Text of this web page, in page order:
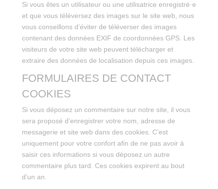
Si vous êtes un utilisateur ou une utilisatrice enregistré·e
et que vous téléversez des images sur le site web, nous
vous conseillons d’éviter de téléverser des images
contenant des données EXIF de coordonnées GPS. Les
visiteurs de votre site web peuvent télécharger et
extraire des données de localisation depuis ces images.
FORMULAIRES DE CONTACT
COOKIES
Si vous déposez un commentaire sur notre site, il vous
sera proposé d’enregistrer votre nom, adresse de
messagerie et site web dans des cookies. C’est
uniquement pour votre confort afin de ne pas avoir à
saisir ces informations si vous déposez un autre
commentaire plus tard. Ces cookies expirent au bout
d’un an.